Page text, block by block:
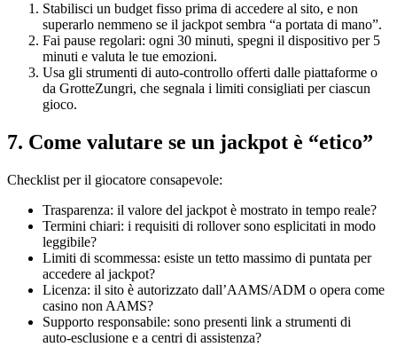
Stabilisci un budget fisso prima di accedere al sito, e non
superarlo nemmeno se il jackpot sembra “a portata di mano”.
Fai pause regolari: ogni 30 minuti, spegni il dispositivo per 5
minuti e valuta le tue emozioni.
Usa gli strumenti di auto‑controllo offerti dalle piattaforme o
da GrotteZungri, che segnala i limiti consigliati per ciascun
gioco.
7. Come valutare se un jackpot è “etico”
Checklist per il giocatore consapevole:
Trasparenza: il valore del jackpot è mostrato in tempo reale?
Termini chiari: i requisiti di rollover sono esplicitati in modo
leggibile?
Limiti di scommessa: esiste un tetto massimo di puntata per
accedere al jackpot?
Licenza: il sito è autorizzato dall’AAMS/ADM o opera come
casino non AAMS?
Supporto responsabile: sono presenti link a strumenti di
auto‑esclusione e a centri di assistenza?